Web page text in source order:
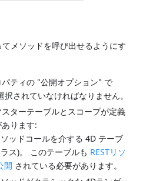
てメソッドを呼び出せるようにす
ティの "公開オプション" で
択されていなければなりません。
ターテーブルとスコープが定義
ります:
ッドコールを介する 4D テーブ
ス)。 このテーブルも RESTリソ
開 されている必要があります。